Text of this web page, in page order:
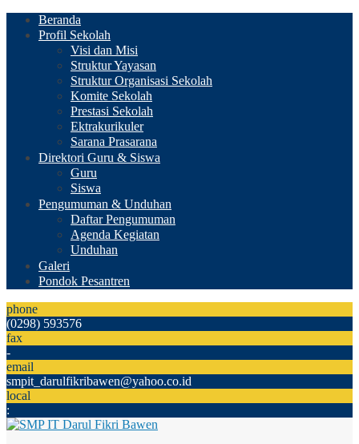
Beranda
Profil Sekolah
Visi dan Misi
Struktur Yayasan
Struktur Organisasi Sekolah
Komite Sekolah
Prestasi Sekolah
Ektrakurikuler
Sarana Prasarana
Direktori Guru & Siswa
Guru
Siswa
Pengumuman & Unduhan
Daftar Pengumuman
Agenda Kegiatan
Unduhan
Galeri
Pondok Pesantren
phone
(0298) 593576
fax
-
email
smpit_darulfikribawen@yahoo.co.id
local
: